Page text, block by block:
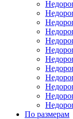
По размерам